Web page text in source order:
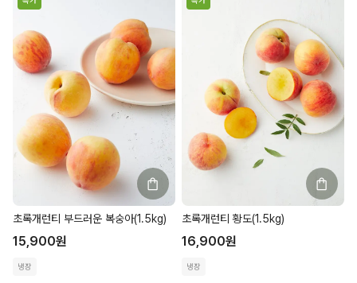
초록개런티 부드러운 복숭아(1.5kg)
15,900원
냉장
초록개런티 황도(1.5kg)
16,900원
냉장